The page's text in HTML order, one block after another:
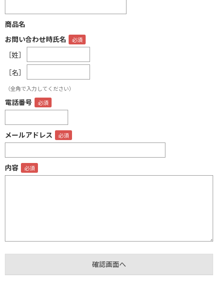
商品名
お問い合わせ時氏名
［姓］
［名］
（全角で入力してください）
電話番号
メールアドレス
内容